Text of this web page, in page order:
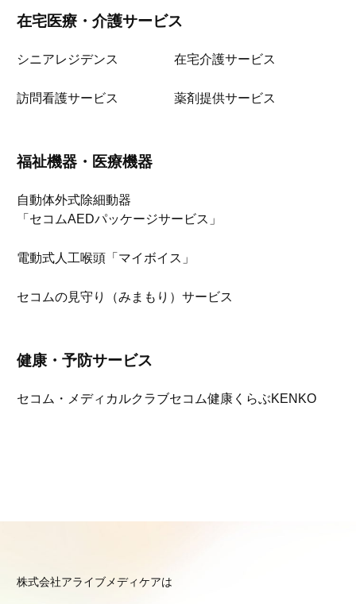
在宅医療・介護サービス
シニアレジデンス 在宅介護サービス
訪問看護サービス 薬剤提供サービス
福祉機器・医療機器
自動体外式除細動器
「セコムAEDパッケージサービス」
電動式人工喉頭「マイボイス」
セコムの見守り（みまもり）サービス
健康・予防サービス
セコム・メディカルクラブセコム健康くらぶKENKO
株式会社アライブメディケアは